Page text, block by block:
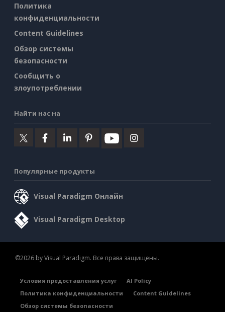
Политика
конфиденциальности
Content Guidelines
Обзор системы
безопасности
Сообщить о
злоупотреблении
Найти нас на
Популярные продукты
Visual Paradigm Онлайн
Visual Paradigm Desktop
©2026 by Visual Paradigm. Все права защищены.
Условия предоставления услуг
AI Policy
Политика конфиденциальности
Content Guidelines
Обзор системы безопасности